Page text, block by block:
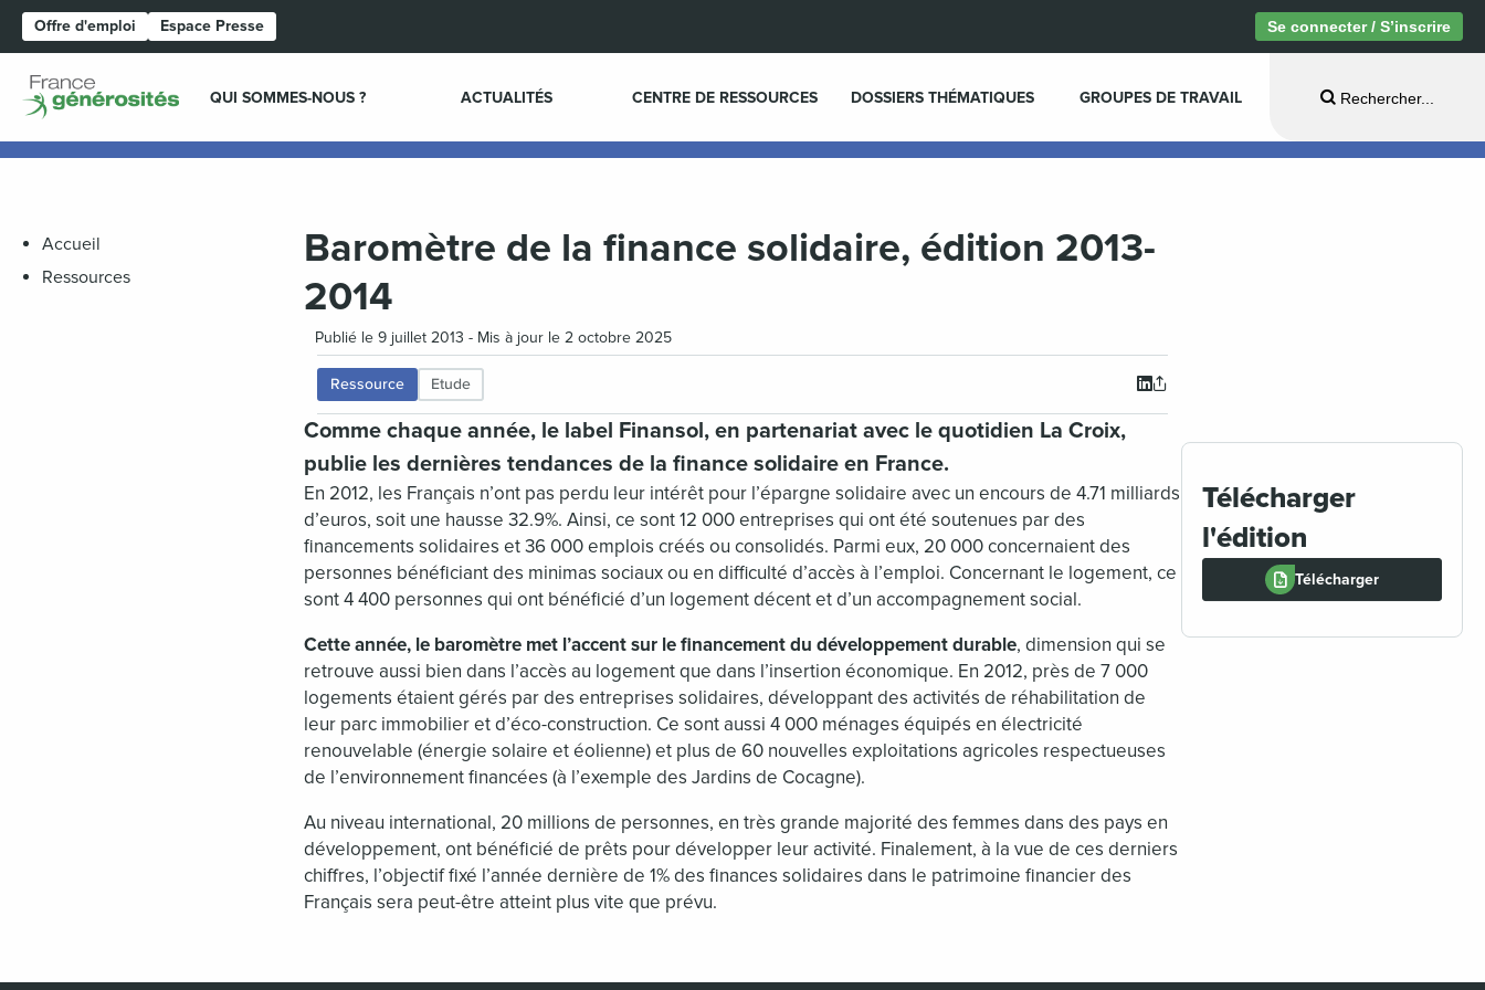
Offre d'emploi Espace Presse Se connecter / S’inscrire
QUI SOMMES-NOUS ? ACTUALITÉS CENTRE DE RESSOURCES DOSSIERS THÉMATIQUES GROUPES DE TRAVAIL Rechercher...
Accueil
Ressources
Baromètre de la finance solidaire, édition 2013-
2014
Publié le 9 juillet 2013 - Mis à jour le 2 octobre 2025
Ressource Etude
Comme chaque année, le label Finansol, en partenariat avec le quotidien La Croix,
publie les dernières tendances de la finance solidaire en France.
En 2012, les Français n’ont pas perdu leur intérêt pour l’épargne solidaire avec un encours de 4.71 milliards
d’euros, soit une hausse 32.9%. Ainsi, ce sont 12 000 entreprises qui ont été soutenues par des
financements solidaires et 36 000 emplois créés ou consolidés. Parmi eux, 20 000 concernaient des
personnes bénéficiant des minimas sociaux ou en difficulté d’accès à l’emploi. Concernant le logement, ce
sont 4 400 personnes qui ont bénéficié d’un logement décent et d’un accompagnement social.
Cette année, le baromètre met l’accent sur le financement du développement durable, dimension qui se
retrouve aussi bien dans l’accès au logement que dans l’insertion économique. En 2012, près de 7 000
logements étaient gérés par des entreprises solidaires, développant des activités de réhabilitation de
leur parc immobilier et d’éco-construction. Ce sont aussi 4 000 ménages équipés en électricité
renouvelable (énergie solaire et éolienne) et plus de 60 nouvelles exploitations agricoles respectueuses
de l’environnement financées (à l’exemple des Jardins de Cocagne).
Au niveau international, 20 millions de personnes, en très grande majorité des femmes dans des pays en
développement, ont bénéficié de prêts pour développer leur activité. Finalement, à la vue de ces derniers
chiffres, l’objectif fixé l’année dernière de 1% des finances solidaires dans le patrimoine financier des
Français sera peut-être atteint plus vite que prévu.
Télécharger
l'édition
Télécharger